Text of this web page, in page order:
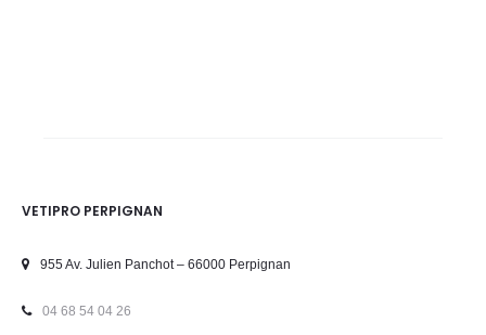
VETIPRO PERPIGNAN
955 Av. Julien Panchot – 66000 Perpignan
04 68 54 04 26